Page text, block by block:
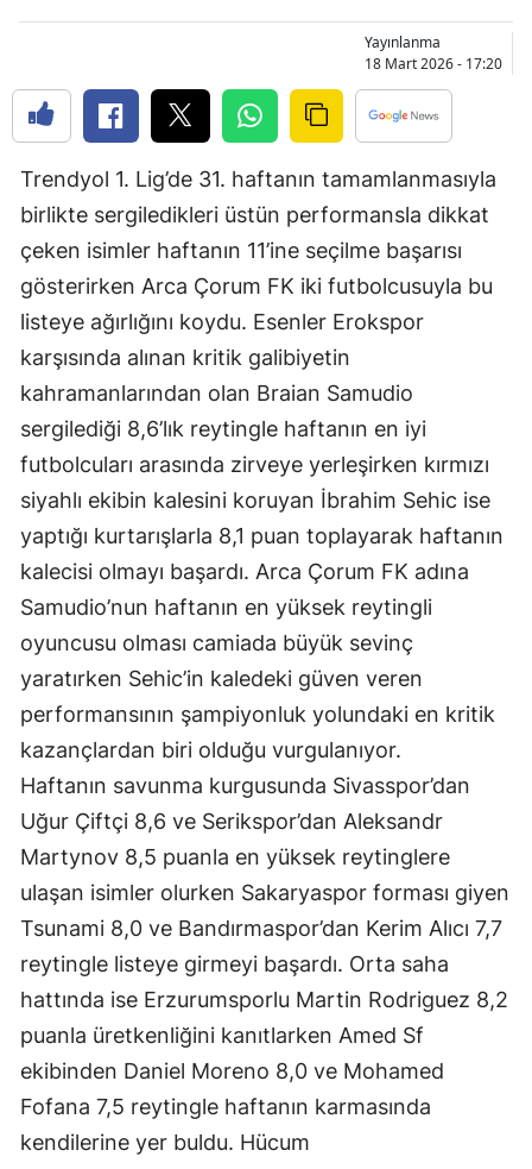
Bitlis
Bolu
Bursa
Çanakkale
Denizli
Diyarbakır
Edirne
Elazığ
Erzincan
Erzurum
Gaziantep
Giresun
Gümüşhane
Hakkari
Hatay
Isparta
Mersin
İstanbul
Yayınlanma
18 Mart 2026 - 17:20
Trendyol 1. Lig’de 31. haftanın tamamlanmasıyla
birlikte sergiledikleri üstün performansla dikkat
çeken isimler haftanın 11’ine seçilme başarısı
gösterirken Arca Çorum FK iki futbolcusuyla bu
listeye ağırlığını koydu. Esenler Erokspor
karşısında alınan kritik galibiyetin
kahramanlarından olan Braian Samudio
sergilediği 8,6’lık reytingle haftanın en iyi
futbolcuları arasında zirveye yerleşirken kırmızı
siyahlı ekibin kalesini koruyan İbrahim Sehic ise
yaptığı kurtarışlarla 8,1 puan toplayarak haftanın
kalecisi olmayı başardı. Arca Çorum FK adına
Samudio’nun haftanın en yüksek reytingli
oyuncusu olması camiada büyük sevinç
yaratırken Sehic’in kaledeki güven veren
performansının şampiyonluk yolundaki en kritik
kazançlardan biri olduğu vurgulanıyor.
Haftanın savunma kurgusunda Sivasspor’dan
Uğur Çiftçi 8,6 ve Serikspor’dan Aleksandr
Martynov 8,5 puanla en yüksek reytinglere
ulaşan isimler olurken Sakaryaspor forması giyen
Tsunami 8,0 ve Bandırmaspor’dan Kerim Alıcı 7,7
reytingle listeye girmeyi başardı. Orta saha
hattında ise Erzurumsporlu Martin Rodriguez 8,2
puanla üretkenliğini kanıtlarken Amed Sf
ekibinden Daniel Moreno 8,0 ve Mohamed
Fofana 7,5 reytingle haftanın karmasında
kendilerine yer buldu. Hücum